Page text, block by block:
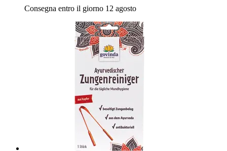
Consegna entro il giorno 12 agosto